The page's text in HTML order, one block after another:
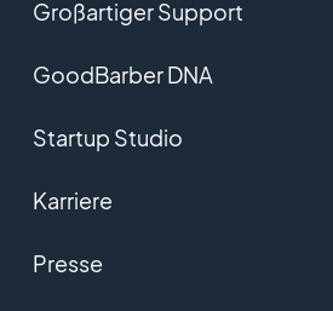
Großartiger Support
GoodBarber DNA
Startup Studio
Karriere
Presse